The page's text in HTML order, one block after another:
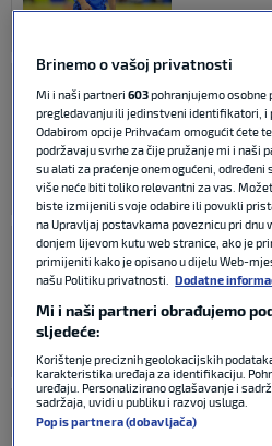
Španjolski
prevare
Hrvatskom
MEĐUNARODNI NOGOMET 24. srp
BiH medij:
povijesnog
a onda je
NOGOMET 23. srp 2026 6
Poznato
Hrvatska
Brinemo o vašoj privatnosti
Mi i naši partneri603pohranjujemo osobne
pregledavanju ili jedinstveni identifikatori, i
Odabirom opcije Prihvaćam omogućit ćete
podržavaju svrhe za čije pružanje mi i naši
su alati za praćenje onemogućeni,
više neće biti toliko relevantni za vas.
biste izmijenili svoje odabire ili povukli
na Upravljaj postavkama poveznicu pri
donjem lijevom kutu web stranice, ako je
primijeniti kako je opisano u dijelu Web-
našu Politiku privatnosti.
Dodatne
Mi i naši partneri obrađujemo
sljedeće:
Korištenje preciznih geolokacijskih
karakteristika uređaja za identifikaciju.
uređaju. Personalizirano oglašavanje i
sadržaja, uvidi u publiku i razvoj usluga.
Popis partnera (dobavljača)